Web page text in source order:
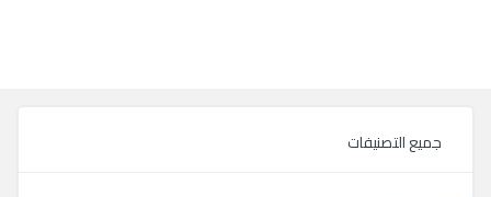
جميع التصنيفات